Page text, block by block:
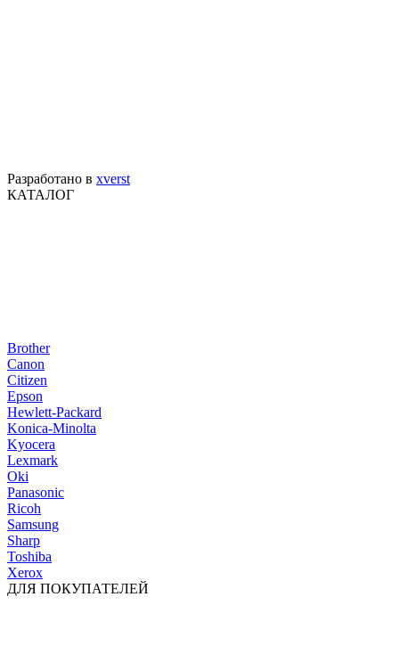
Разработано в xverst
КАТАЛОГ
Brother
Canon
Citizen
Epson
Hewlett-Packard
Konica-Minolta
Kyocera
Lexmark
Oki
Panasonic
Ricoh
Samsung
Sharp
Toshiba
Xerox
ДЛЯ ПОКУПАТЕЛЕЙ